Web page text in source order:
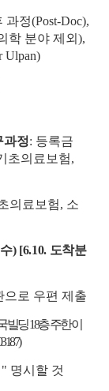
정(Post-Doc),
학 분야 제외),
Ulpan)
과정: 등록금
초의료보험,
의료보험, 소
) [6.10. 도착분
로 우편 제출
딩 18층 주한이
명시할 것